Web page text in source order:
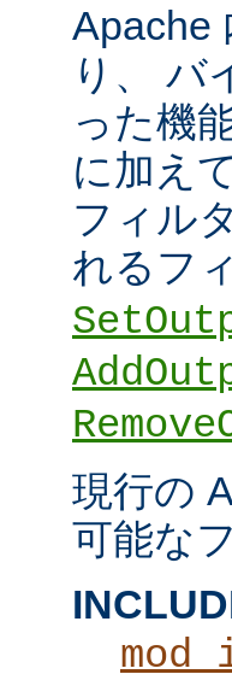
Apache
り、 バ
った機
に加え
フィル
れるフ
現行の
可能な